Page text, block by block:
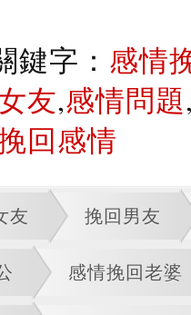
鍵字： 感情
友,感情問題
回感情
友 挽回男友
感情挽回老婆